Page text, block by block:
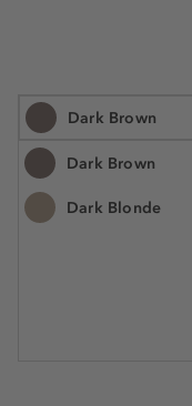
Dark Brown
Dark Brown
Dark Blonde